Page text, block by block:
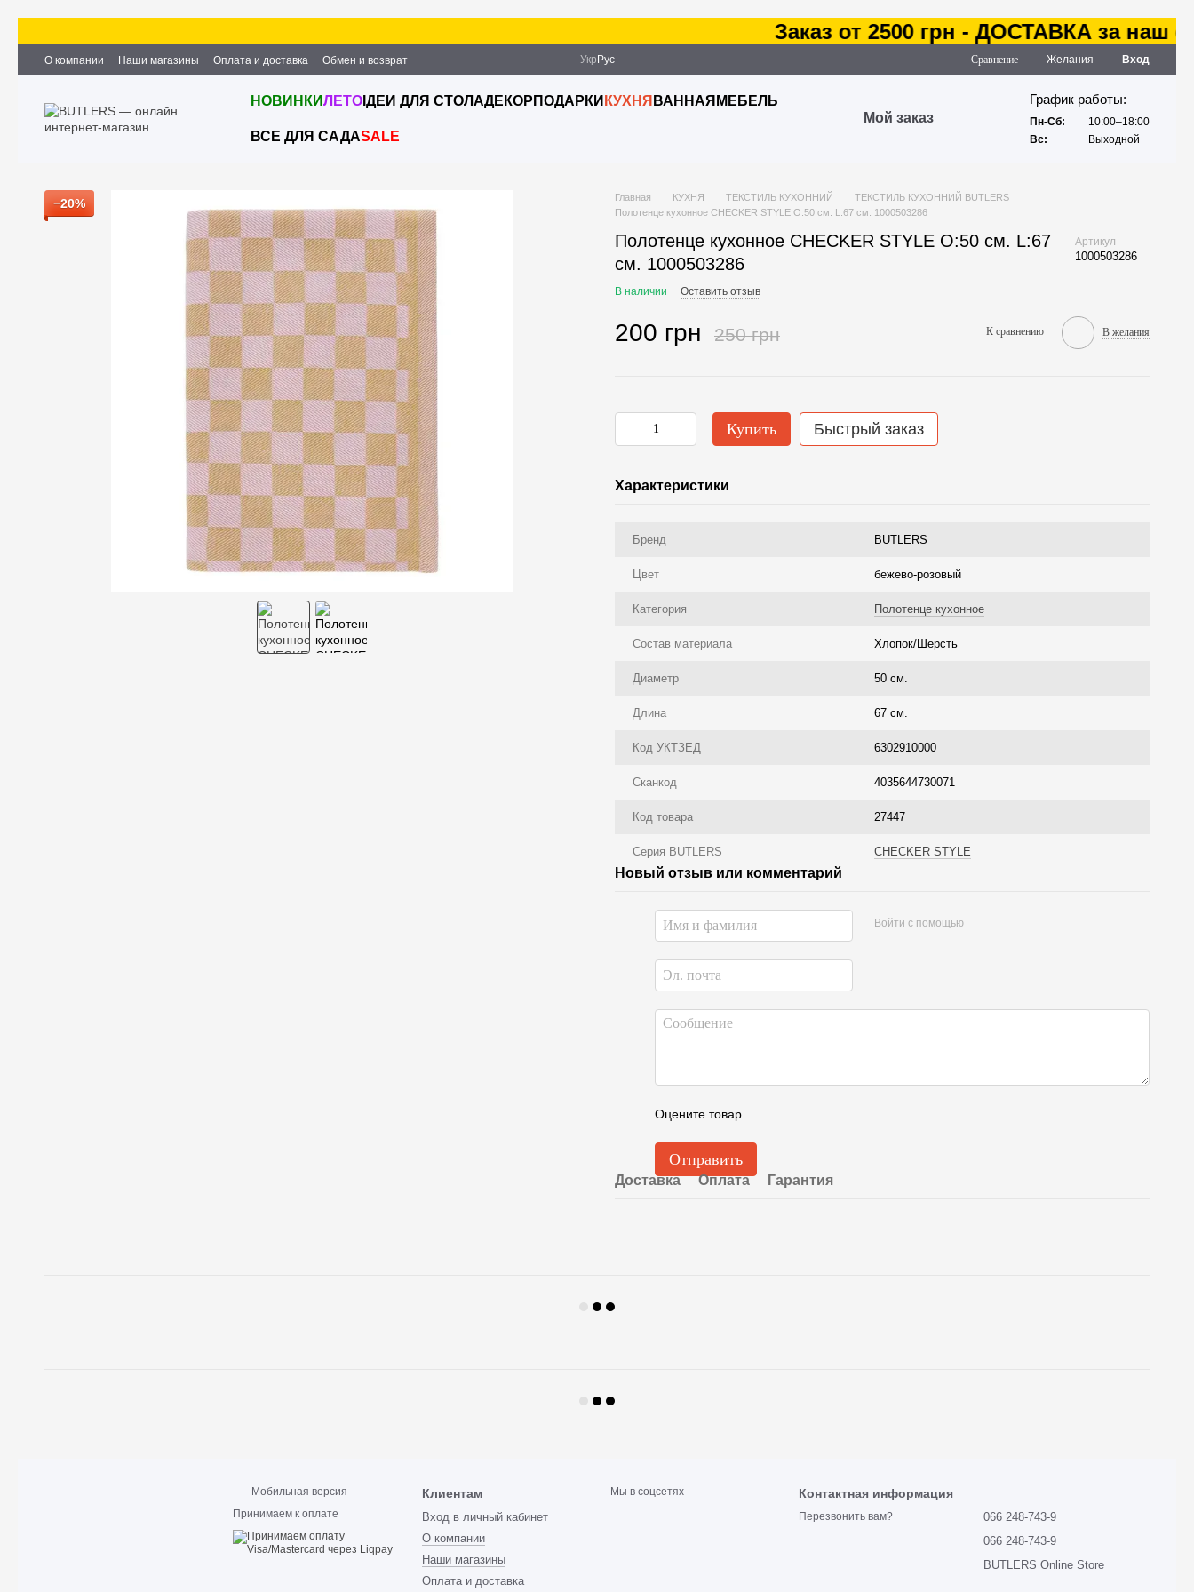
Заказ от 2500 грн - ДОСТАВКА за наш счет
О компании Наши магазины Оплата и доставка
Обмен и возврат
Партнёрство и сотрудничество
Вакансии Контактная информация
Укр Рус Сравнение Желания Вход
НОВИНКИЛЕТО ІДЕИ ДЛЯ СТОЛАДЕКОР ПОДАРКИ КУХНЯ ВАННАЯ МЕБЕЛЬ
ВСЕ ДЛЯ САДАSALE
Мой заказ
График работы:
Пн-Сб:
10:00–18:00
Вс:
Выходной
−20% Главная КУХНЯ ТЕКСТИЛЬ КУХОННИЙ
ТЕКСТИЛЬ КУХОННИЙ BUTLERS
Полотенце кухонное CHECKER STYLE O:50 см. L:67 см. 1000503286
Полотенце кухонное CHECKER STYLE O:50 см. L:67
см. 1000503286
Артикул
1000503286
В наличии Оставить отзыв
200 грн 250 грн К сравнению В желания
Купить Быстрый заказ
Характеристики
Бренд BUTLERS
Цвет бежево-розовый
Категория Полотенце кухонное
Состав материала Хлопок/Шерсть
Диаметр 50 см.
Длина 67 см.
Код УКТЗЕД 6302910000
Сканкод 4035644730071
Код товара 27447
Серия BUTLERS CHECKER STYLE
Новый отзыв или комментарий
Войти с помощью
Оцените товар
Отправить
Доставка Оплата Гарантия
Мобильная версия
Принимаем к оплате
Клиентам
Вход в личный кабинет
О компании
Наши магазины
Оплата и доставка
Мы в соцсетях Контактная информация
Перезвонить вам?
066 248-743-9
066 248-743-9
BUTLERS Online Store